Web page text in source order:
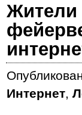
Жители
Интернет,